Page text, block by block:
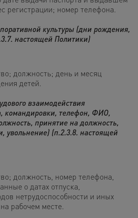
регистрации; номер телефона.
культуры (дни рождения,
настоящей Политики)
должность; день и месяц
детей.
взаимодействия
командировки, телефон, ФИО,
принятие на должность,
увольнение) (п.2.3.8. настоящей
должность, номер телефона,
о датах отпуска,
нетрудоспособности и иных
рабочем месте.